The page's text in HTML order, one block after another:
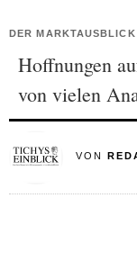
DER MARKTAUSBLICK
Hoffnungen
von vielen
VON